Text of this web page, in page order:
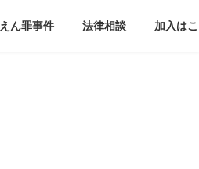
えん罪事件 法律相談 加入は